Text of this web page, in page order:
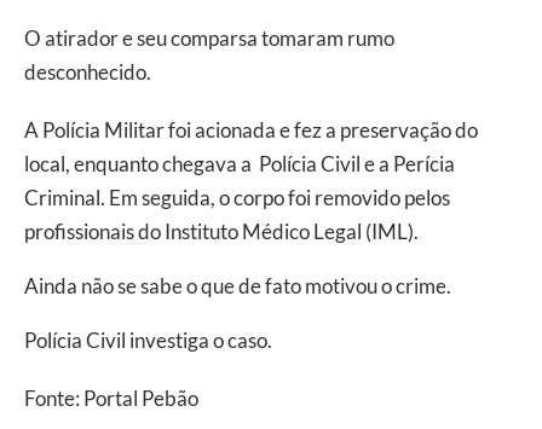
O atirador e seu comparsa tomaram rumo
desconhecido.
A Polícia Militar foi acionada e fez a preservação do
local, enquanto chegava a Polícia Civil e a Perícia
Criminal. Em seguida, o corpo foi removido pelos
profissionais do Instituto Médico Legal (IML).
Ainda não se sabe o que de fato motivou o crime.
Polícia Civil investiga o caso.
Fonte: Portal Pebão